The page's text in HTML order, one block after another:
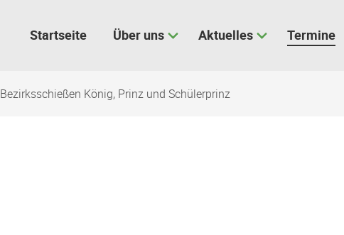
Startseite Über uns Aktuelles Termine
Bezirksschießen König, Prinz und Schülerprinz